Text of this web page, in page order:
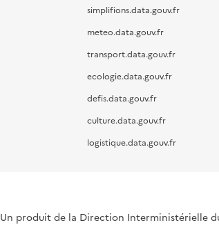
simplifions.data.gouv.fr
meteo.data.gouv.fr
transport.data.gouv.fr
ecologie.data.gouv.fr
defis.data.gouv.fr
culture.data.gouv.fr
logistique.data.gouv.fr
Un produit de la Direction Interministérielle